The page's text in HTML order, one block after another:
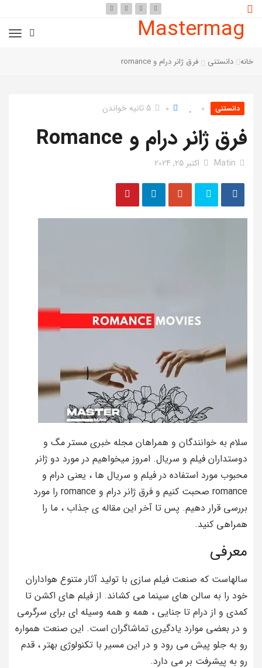
Mastermag
خانه دانستنی فرق ژانر درام و romance
دانستنی 0
0 5 ثانیه خواندن
فرق ژانر درام و Romance
Matin اکتبر 25, 2024
سلام به خوانندگان و همراهان مجله خبری مستر مگ و
دوستداران فیلم و سریال. امروز میخواهیم در مورد دو ژانر
محبوب مورد استفاده در فیلم و سریال ها ، یعنی درام و
romance صحبت کنیم و فرق ژانر درام و romance را مورد
بررسی قرار دهیم. پس تا آخر این مقاله ی جذاب ، ما را
همراهی کنید.
معرفی
سالهاست که صنعت فیلم سازی با تولید آثار متنوع هواداران
خود را به سالن های سینما می کشاند. از فیلم های اکشن تا
کمدی و از درام تا جنایی ، همه و همه وسیله ای برای سرگرمی
و در بعضی موارد یادگیری تماشاگران است. این صنعت همواره
رو به جلو پیش می رود و در این مسیر با تکنولوژی بهتر ، قدم
رو به پیشرفت بر می دارد.